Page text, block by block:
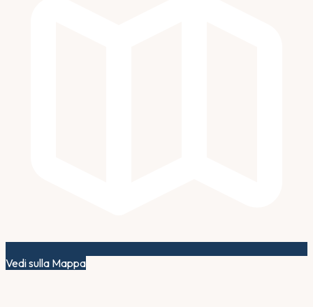
Vedi sulla Mappa